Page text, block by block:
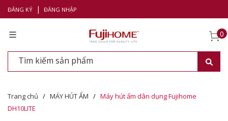
ĐĂNG KÝ | ĐĂNG NHẬP
0
Trang chủ / MÁY HÚT ẨM / Máy hút ẩm dân dụng Fujihome
DH10LITE